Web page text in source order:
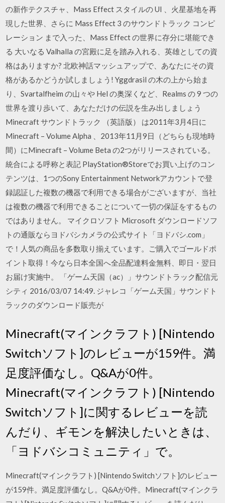
の新作テクスチャ、Mass Effect スタイルの UI 、火星基地を再
現した世界、さらに Mass Effect 3 のサウンドトラック コンピ
レーション まで入った、Mass Effect の世界に存分に堪能でき
る 大いなる Valhalla の宮殿に足を踏み入れる、英雄としての資
格はありますか? 北欧神話マッシュアップで、あなたにその資
格があるかどうか試しましょう! Yggdrasil の木の上から始ま
り、Svartalfheim の山々や Hel の奥深くなど、Realms の 9 つの
世界を渡り歩いて、あなただけの伝説を生み出しましょう
Minecraft サウンドトラック （英語版） は2011年3月4日に
Minecraft – Volume Alpha 、2013年11月9日（どちらも現地時
間）にMinecraft – Volume Beta の2つがリリースされている。
統合による呼称と表記 PlayStation®Storeでお買い上げのコン
テンツは、1つのSony Entertainment Networkアカウントで登
録認証した複数の機器で利用できる場合がございますが、当社
は複数の機器で利用できることについて一切の保証をするもの
ではありません。 マイクロソフト Microsoft ダウンロードソフ
トの通販ならヨドバシカメラの公式サイト「ヨドバシ.com」
で！人気の商品を多数取り揃えています。ご購入でゴールドポ
イント取得！今なら日本全国へ全品配達料金無料、即日・翌日
お届け実施中。 「ゲーム天国（ac）」サウンドトラック配信元
シティ 2016/03/07 14:49. ジャレコ「ゲーム天国」サウンドト
ラックのダウンロード販売が
Minecraft(マインクラフト) [Nintendo
Switchソフト]のレビューが159件。満
足度評価なし。Q&Aが0件。
Minecraft(マインクラフト) [Nintendo
Switchソフト]に関するレビューを読
んだり、ギモンを解決したいときは、
「ヨドバシコミュニティ」で。
Minecraft(マインクラフト) [Nintendo Switchソフト]のレビュー
が159件。満足度評価なし。Q&Aが0件。Minecraft(マインクラ